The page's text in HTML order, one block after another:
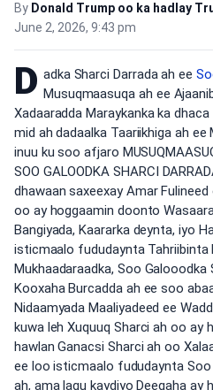
By Donald Trump oo ka hadlay
June 2, 2026, 9:43 pm
D adka Sharci Darrada ah ee
Musuqmaasuqa ah ee
Xadaaradda Maraykanka ka
mid ah dadaalka Taariikhiga ah
inuu ku soo afjaro
SOO GALOODKA SHARCI
dhawaan saxeexay Amar
oo ay hoggaamin doonto
Bangiyada, Kaararka deynta, iyo
isticmaalo fududaynta Tahriibinta
Mukhaadaraadka, Soo Galooodka
Kooxaha Burcadda ah ee soo
Nidaamyada Maaliyadeed ee
kuwa leh Xuquuq Sharci ah oo ay
hawlan Ganacsi Sharci ah oo
ee loo isticmaalo fududaynta Soo
ah, ama lagu kaydiyo Deeqaha ay